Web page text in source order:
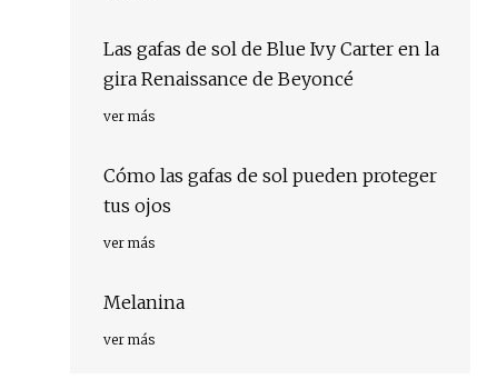
Las gafas de sol de Blue Ivy Carter en la
gira Renaissance de Beyoncé
ver más
Cómo las gafas de sol pueden proteger
tus ojos
ver más
Melanina
ver más